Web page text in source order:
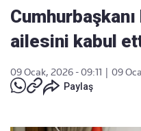
ailesini kabul
09 Ocak, 2026 - 09:11
09
Paylaş